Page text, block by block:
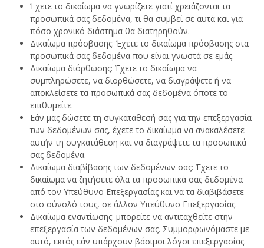
Έχετε το δικαίωμα να γνωρίζετε γιατί χρειάζονται τα
προσωπικά σας δεδομένα, τι θα συμβεί σε αυτά και για
πόσο χρονικό διάστημα θα διατηρηθούν.
Δικαίωμα πρόσβασης: Έχετε το δικαίωμα πρόσβασης στα
προσωπικά σας δεδομένα που είναι γνωστά σε εμάς.
Δικαίωμα διόρθωσης: Έχετε το δικαίωμα να
συμπληρώσετε, να διορθώσετε, να διαγράψετε ή να
αποκλείσετε τα προσωπικά σας δεδομένα όποτε το
επιθυμείτε.
Εάν μας δώσετε τη συγκατάθεσή σας για την επεξεργασία
των δεδομένων σας, έχετε το δικαίωμα να ανακαλέσετε
αυτήν τη συγκατάθεση και να διαγράψετε τα προσωπικά
σας δεδομένα.
Δικαίωμα διαβίβασης των δεδομένων σας: Έχετε το
δικαίωμα να ζητήσετε όλα τα προσωπικά σας δεδομένα
από τον Υπεύθυνο Επεξεργασίας και να τα διαβιβάσετε
στο σύνολό τους, σε άλλον Υπεύθυνο Επεξεργασίας.
Δικαίωμα εναντίωσης: μπορείτε να αντιταχθείτε στην
επεξεργασία των δεδομένων σας. Συμμορφωνόμαστε με
αυτό, εκτός εάν υπάρχουν βάσιμοι λόγοι επεξεργασίας.